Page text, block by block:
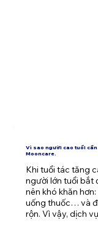
Vì sao người cao tuổi
Mooncare.
Khi tuổi tác tăng
người lớn tuổi bắt
nên khó khăn
uống thuốc… và
rộn. Vì vậy, dịch